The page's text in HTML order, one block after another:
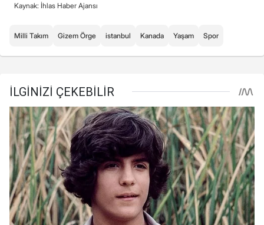
Kaynak: İhlas Haber Ajansı
Milli Takım Gizem Örge istanbul Kanada Yaşam Spor